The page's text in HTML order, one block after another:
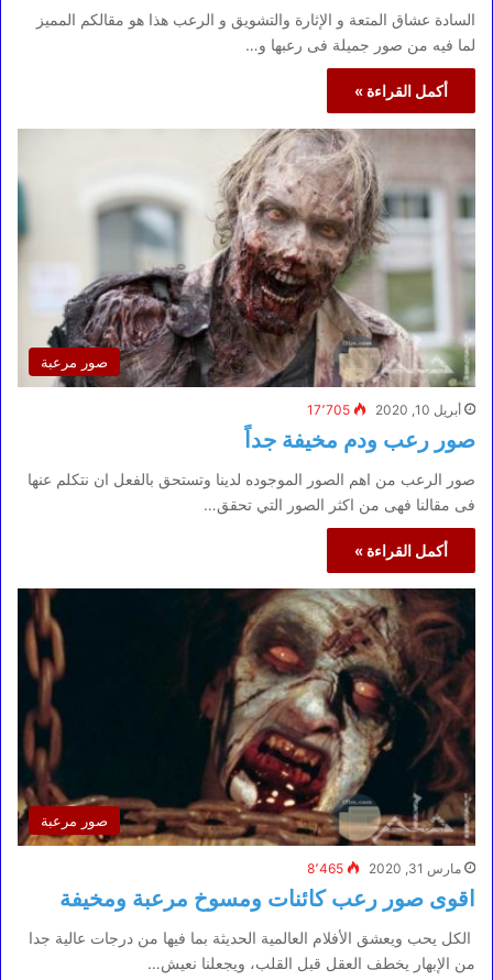
السادة عشاق المتعة و الإثارة والتشويق و الرعب هذا هو مقالكم المميز
لما فيه من صور جميلة فى رعبها و…
أكمل القراءة »
صور مرعبة
أبريل 10, 2020 17٬705
صور رعب ودم مخيفة جداً
صور الرعب من اهم الصور الموجوده لدينا وتستحق بالفعل ان نتكلم عنها
فى مقالنا فهى من اكثر الصور التي تحقق…
أكمل القراءة »
صور مرعبة
مارس 31, 2020 8٬465
اقوى صور رعب كائنات ومسوخ مرعبة ومخيفة
الكل يحب ويعشق الأفلام العالمية الحديثة بما فيها من درجات عالية جدا
من الإبهار يخطف العقل قبل القلب، ويجعلنا نعيش…